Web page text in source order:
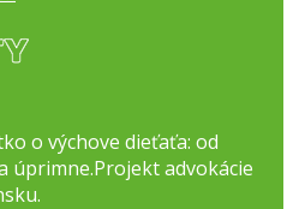
o výchove dieťaťa: od
advokácie